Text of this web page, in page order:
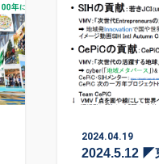
2024.04.19
2024.5.12 ◤